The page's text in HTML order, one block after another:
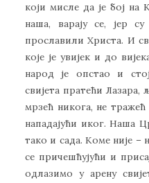
који мисле да је бој на
наша, варају се, јер
прославили Христа. И
које је увијек и до
народ је опстао и
свијета пратећи Лазара,
мрзећ никога, не
нападајући иког. Наша
тако и сада. Коме није –
се причешћујући и
одлазимо у арену